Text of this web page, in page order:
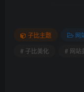
子比主题
网
# 子比美化
# 网站